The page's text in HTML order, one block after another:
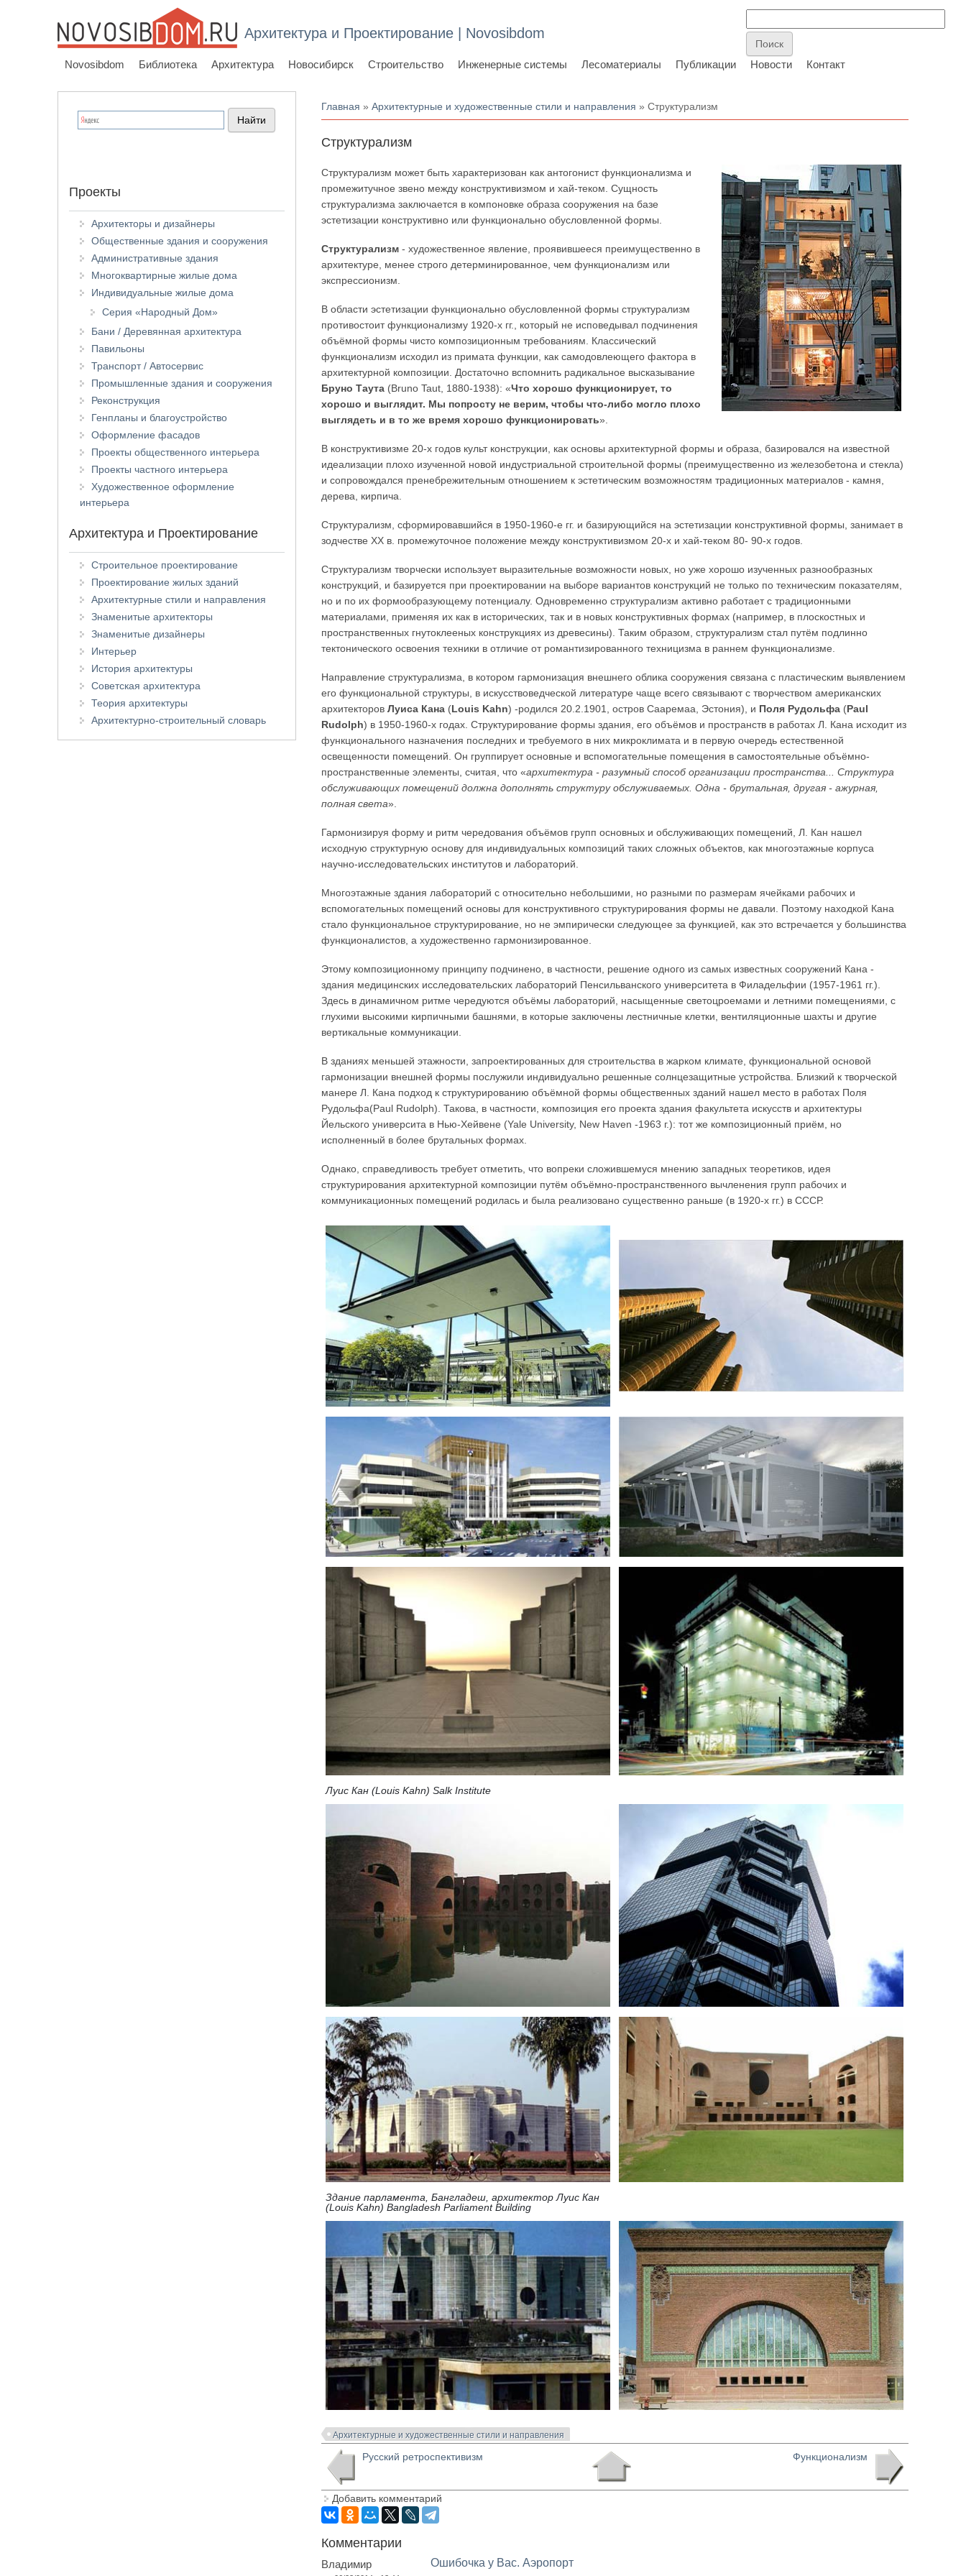
Архитектура и Проектирование | Novosibdom
Novosibdom Библиотека Архитектура Новосибирск Строительство Инженерные системы Лесоматериалы Публикации Новости Контакт
Вы здесь
Главная »Архитектурные и художественные стили и направления » Структурализм
Структурализм
Структурализм может быть характеризован как антогонист функционализма и
промежитучное звено между конструктивизмом и хай-теком. Сущность
структурализма заключается в компоновке образа сооружения на базе
эстетизации конструктивно или функционально обусловленной формы.
Структурализм - художественное явление, проявившееся преимущественно в
архитектуре, менее строго детерминированное, чем функционализм или
экспрессионизм.
В области эстетизации функционально обусловленной формы структурализм
противостоит функционализму 1920-х гг., который не исповедывал подчинения
объёмной формы чисто композиционным требованиям. Классический
функционализм исходил из примата функции, как самодовлеющего фактора в
архитектурной композиции. Достаточно вспомнить радикальное высказывание
Бруно Таута (Bruno Taut, 1880-1938): «Что хорошо функционирует, то
хорошо и выглядит. Мы попросту не верим, чтобы что-либо могло плохо
выглядеть и в то же время хорошо функционировать».
В конструктивизме 20-х годов культ конструкции, как основы архитектурной формы и образа, базировался на известной
идеализации плохо изученной новой индустриальной строительной формы (преимущественно из железобетона и стекла)
и сопровождался пренебрежительным отношением к эстетическим возможностям традиционных материалов - камня,
дерева, кирпича.
Структурализм, сформировавшийся в 1950-1960-е гг. и базирующийся на эстетизации конструктивной формы, занимает в
зодчестве ХХ в. промежуточное положение между конструктивизмом 20-х и хай-теком 80- 90-х годов.
Структурализм творчески использует выразительные возможности новых, но уже хорошо изученных разнообразных
конструкций, и базируется при проектировании на выборе вариантов конструкций не только по техническим показателям,
но и по их формообразующему потенциалу. Одновременно структурализм активно работает с традиционными
материалами, применяя их как в исторических, так и в новых конструктивных формах (например, в плоскостных и
пространственных гнутоклееных конструкциях из древесины). Таким образом, структурализм стал путём подлинно
тектонического освоения техники в отличие от романтизированного техницизма в раннем функционализме.
Направление структурализма, в котором гармонизация внешнего облика сооружения связана с пластическим выявлением
его функциональной структуры, в искусствоведческой литературе чаще всего связывают с творчеством американских
архитекторовЛуиса Кана (Louis Kahn) -родился 20.2.1901, остров Сааремаа, Эстония), и Поля Рудольфа (Paul
Rudolph) в 1950-1960-х годах. Структурирование формы здания, его объёмов и пространств в работах Л. Кана исходит из
функционального назначения последних и требуемого в них микроклимата и в первую очередь естественной
освещенности помещений. Он группирует основные и вспомогательные помещения в самостоятельные объёмно-
пространственные элементы, считая, что «архитектура - разумный способ организации пространства... Структура
обслуживающих помещений должна дополнять структуру обслуживаемых. Одна - брутальная, другая - ажурная,
полная света».
Гармонизируя форму и ритм чередования объёмов групп основных и обслуживающих помещений, Л. Кан нашел
исходную структурную основу для индивидуальных композиций таких сложных объектов, как многоэтажные корпуса
научно-исследовательских институтов и лабораторий.
Многоэтажные здания лабораторий с относительно небольшими, но разными по размерам ячейками рабочих и
вспомогательных помещений основы для конструктивного структурирования формы не давали. Поэтому находкой Кана
стало функциональное структурирование, но не эмпирически следующее за функцией, как это встречается у большинства
функционалистов, а художественно гармонизированное.
Этому композиционному принципу подчинено, в частности, решение одного из самых известных сооружений Кана -
здания медицинских исследовательских лабораторий Пенсильванского университета в Филадельфии (1957-1961 гг.).
Здесь в динамичном ритме чередуются объёмы лабораторий, насыщенные светоцроемами и летними помещениями, с
глухими высокими кирпичными башнями, в которые заключены лестничные клетки, вентиляционные шахты и другие
вертикальные коммуникации.
В зданиях меньшей этажности, запроектированных для строительства в жарком климате, функциональной основой
гармонизации внешней формы послужили индивидуально решенные солнцезащитные устройства. Близкий к творческой
манере Л. Кана подход к структурированию объёмной формы общественных зданий нашел место в работах Поля
Рудольфа(Paul Rudolph). Такова, в частности, композиция его проекта здания факультета искусств и архитектуры
Йельского университа в Нью-Хейвене (Yale University, New Haven -1963 г.): тот же композиционный приём, но
исполненный в более брутальных формах.
Однако, справедливость требует отметить, что вопреки сложившемуся мнению западных теоретиков, идея
структурирования архитектурной композиции путём объёмно-пространственного вычленения групп рабочих и
коммуникационных помещений родилась и была реализовано существенно раньше (в 1920-х гг.) в СССР.
Луис Кан (Louis Kahn) Salk Institute
Здание парламента, Бангладеш, архитектор Луис Кан
(Louis Kahn) Bangladesh Parliament Building
Архитектурные и художественные стили и направления
Русский ретроспективизм Функционализм
Добавить комментарий
Комментарии
Владимир Ошибочка у Вас. Аэропорт
Проекты
Архитекторы и дизайнеры
Общественные здания и сооружения
Административные здания
Многоквартирные жилые дома
Индивидуальные жилые дома
Серия «Народный Дом»
Бани / Деревянная архитектура
Павильоны
Транспорт / Автосервис
Промышленные здания и сооружения
Реконструкция
Генпланы и благоустройство
Оформление фасадов
Проекты общественного интерьера
Проекты частного интерьера
Художественное оформление
интерьера
Архитектура и Проектирование
Строительное проектирование
Проектирование жилых зданий
Архитектурные стили и направления
Знаменитые архитекторы
Знаменитые дизайнеры
Интерьер
История архитектуры
Советская архитектура
Теория архитектуры
Архитектурно-строительный словарь